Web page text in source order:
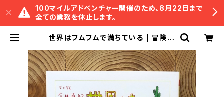
100マイルアドベンチャー開催のため、8月22日まで
全ての業務を休止します。
世界はフムフムで満ちている | 冒険研